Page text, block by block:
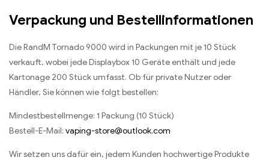
Verpackung und Bestellinformationen
Die RandM Tornado 9000 wird in Packungen mit je 10 Stück
verkauft, wobei jede Displaybox 10 Geräte enthält und jede
Kartonage 200 Stück umfasst. Ob für private Nutzer oder
Händler, Sie können wie folgt bestellen:
Mindestbestellmenge: 1 Packung (10 Stück)
Bestell-E-Mail: vaping-store@outlook.com
Wir setzen uns dafür ein, jedem Kunden hochwertige Produkte